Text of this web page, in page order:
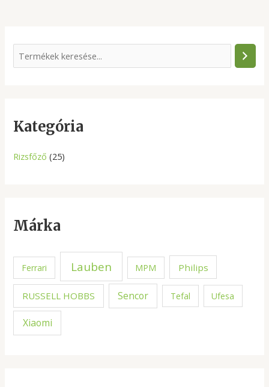
e
c
Kategória
Rizsfőző (25)
Márka
Ferrari Lauben MPM Philips
RUSSELL HOBBS Sencor Tefal Ufesa
Xiaomi